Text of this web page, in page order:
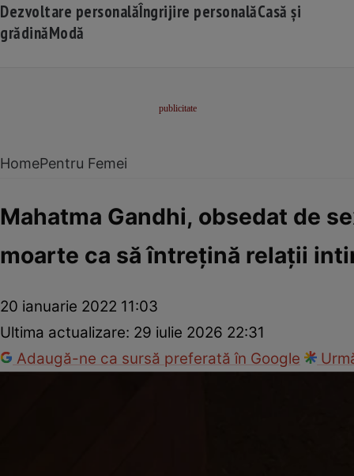
Dezvoltare personalăÎngrijire personalăCasă și
grădinăModă
HomePentru Femei
Mahatma Gandhi, obsedat de
moarte ca să întreţină relaţii
20 ianuarie 2022 11:03
Ultima actualizare: 29 iulie 2026 22:31
Adaugă-ne ca sursă preferată în Google